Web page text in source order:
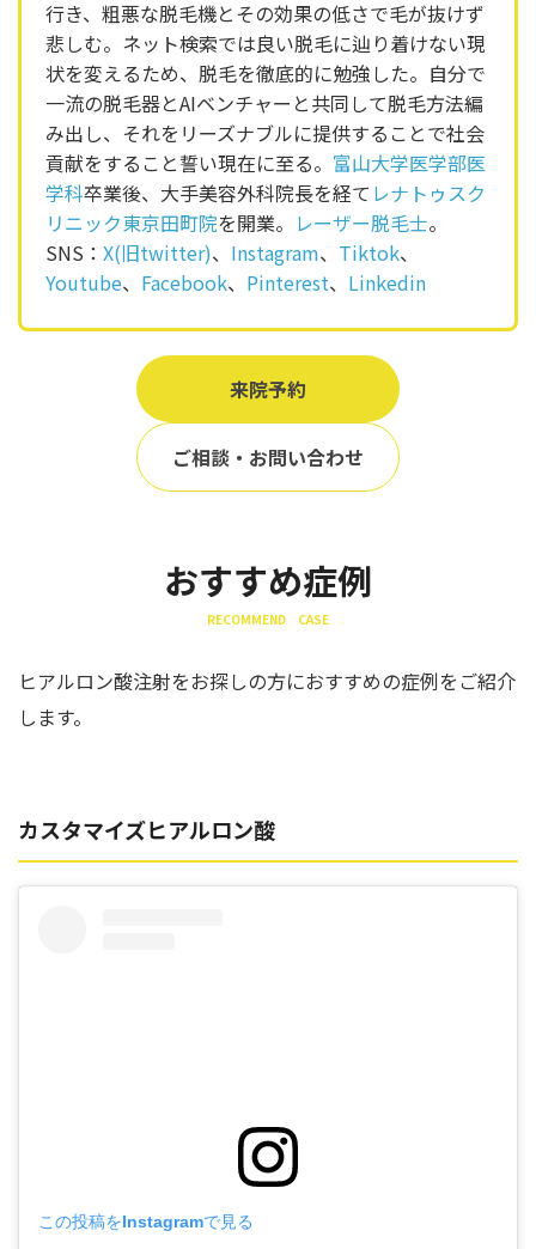
行き、粗悪な脱毛機とその効果の低さで毛が抜けず
悲しむ。ネット検索では良い脱毛に辿り着けない現
状を変えるため、脱毛を徹底的に勉強した。自分で
一流の脱毛器とAIベンチャーと共同して脱毛方法編
み出し、それをリーズナブルに提供することで社会
貢献をすること誓い現在に至る。 富山大学医学部医
学科卒業後、大手美容外科院長を経て レナトゥスク
リニック東京田町院を開業。 レーザー脱毛士。
SNS： X(旧twitter)、 Instagram、 Tiktok、
Youtube、 Facebook、 Pinterest、 Linkedin
来院予約
ご相談・お問い合わせ
おすすめ症例
RECOMMEND CASE
ヒアルロン酸注射をお探しの方におすすめの症例をご紹介
します。
カスタマイズヒアルロン酸
この投稿をInstagramで見る